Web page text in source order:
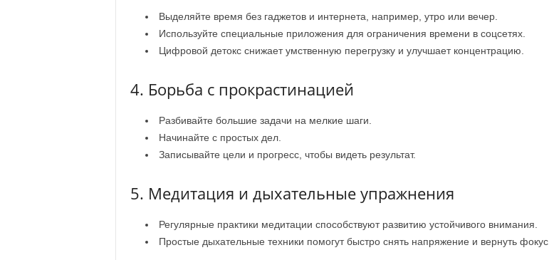
Выделяйте время без гаджетов и интернета, например, утро или вечер.
Используйте специальные приложения для ограничения времени в соцсетях.
Цифровой детокс снижает умственную перегрузку и улучшает концентрацию.
4. Борьба с прокрастинацией
Разбивайте большие задачи на мелкие шаги.
Начинайте с простых дел.
Записывайте цели и прогресс, чтобы видеть результат.
5. Медитация и дыхательные упражнения
Регулярные практики медитации способствуют развитию устойчивого внимания.
Простые дыхательные техники помогут быстро снять напряжение и вернуть фокус.